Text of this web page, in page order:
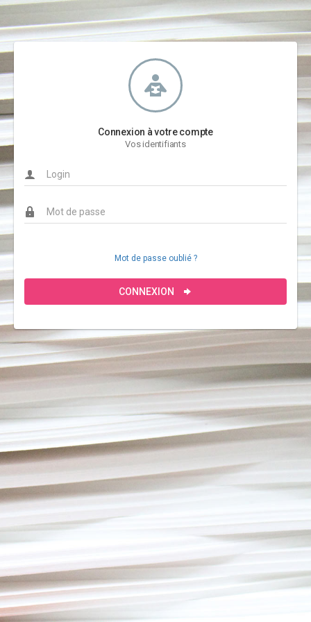
Connexion à votre compte
Vos identifiants
Mot de passe oublié ?
CONNEXION